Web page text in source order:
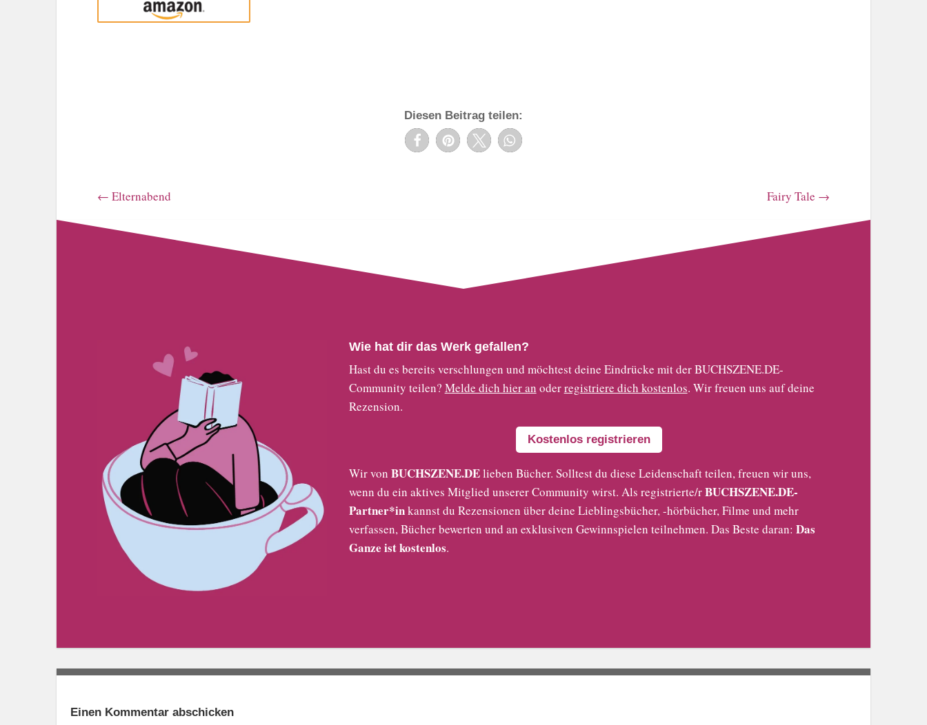
Amazon
Diesen Beitrag teilen:
← Elternabend Fairy Tale →
Wie hat dir das Werk gefallen?
Hast du es bereits verschlungen und möchtest deine Eindrücke mit der BUCHSZENE.DE-
Community teilen? Melde dich hier an oderregistriere dich kostenlos. Wir freuen uns auf deine
Rezension.
Kostenlos registrieren
Wir von BUCHSZENE.DElieben Bücher. Solltest du diese Leidenschaft teilen, freuen wir uns,
wenn du ein aktives Mitglied unserer Community wirst. Als registrierte/rBUCHSZENE.DE-
Partner*inkannst du Rezensionen über deine Lieblingsbücher, -hörbücher, Filme und mehr
verfassen, Bücher bewerten und an exklusiven Gewinnspielen teilnehmen. Das Beste daran: Das
Ganze ist kostenlos.
Einen Kommentar abschicken